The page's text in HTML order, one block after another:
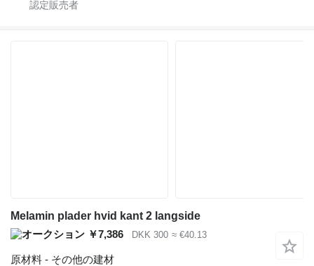
Melamin plader hvid kant 2 langside
￥7,386
DKK 300 ≈ €40.13
原材料 - その他の建材